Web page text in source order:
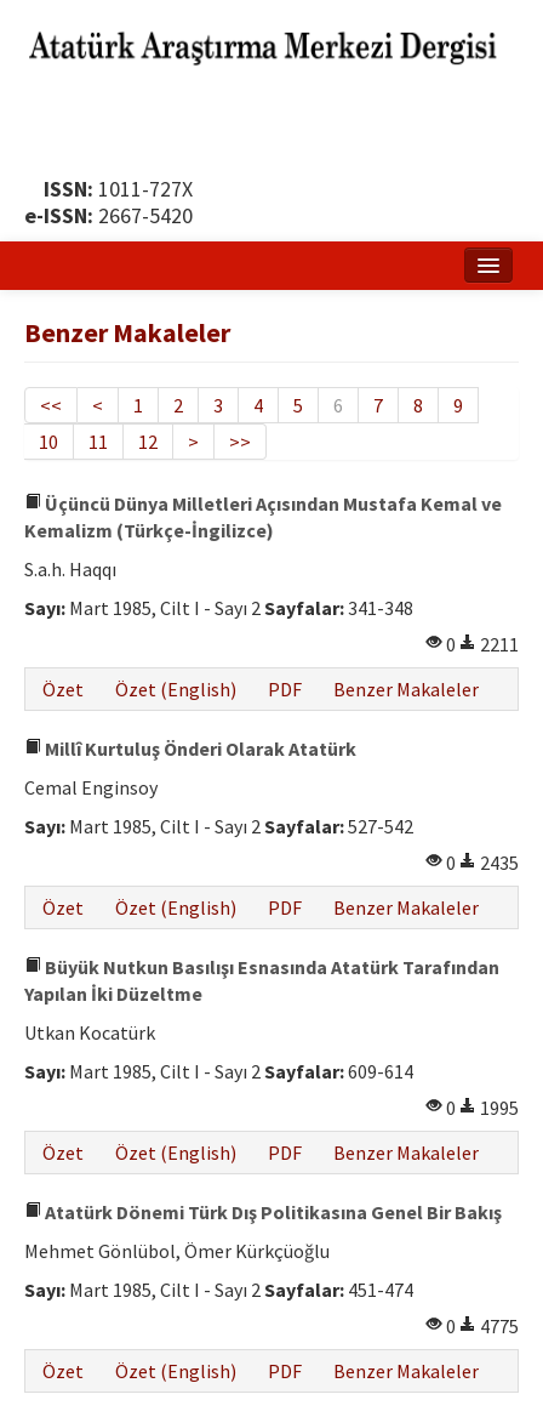
ISSN: 1011-727X
e-ISSN: 2667-5420
Yayın Politikası
Dergi Kurulları
Yayın İlkeleri
Etik İlkeler
Yazar Rehberi
İletişim
Benzer Makaleler
<< < 1 2 3 4 5 6 7 8
9
10
11 12 > >>
Üçüncü Dünya Milletleri Açısından Mustafa Kemal ve
Kemalizm (Türkçe-İngilizce)
S.a.h. Haqqı
Sayı: Mart 1985, Cilt I - Sayı 2Sayfalar:341-348
0
2211
Özet
Özet (English) PDF Benzer Makaleler
Millî Kurtuluş Önderi Olarak Atatürk
Cemal Enginsoy
Sayı: Mart 1985, Cilt I - Sayı 2Sayfalar:527-542
0
2435
Özet
Özet (English) PDF Benzer Makaleler
Büyük Nutkun Basılışı Esnasında Atatürk Tarafından
Yapılan İki Düzeltme
Utkan Kocatürk
Sayı: Mart 1985, Cilt I - Sayı 2Sayfalar:609-614
0
1995
Özet
Özet (English) PDF Benzer Makaleler
Atatürk Dönemi Türk Dış Politikasına Genel Bir Bakış
Mehmet Gönlübol, Ömer Kürkçüoğlu
Sayı: Mart 1985, Cilt I - Sayı 2Sayfalar: 451-474
0
4775
Özet
Özet (English) PDF Benzer Makaleler